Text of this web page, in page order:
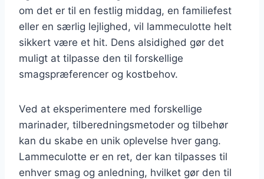
om det er til en festlig middag, en familiefest
eller en særlig lejlighed, vil lammeculotte helt
sikkert være et hit. Dens alsidighed gør det
muligt at tilpasse den til forskellige
smagspræferencer og kostbehov.
Ved at eksperimentere med forskellige
marinader, tilberedningsmetoder og tilbehør
kan du skabe en unik oplevelse hver gang.
Lammeculotte er en ret, der kan tilpasses til
enhver smag og anledning, hvilket gør den til